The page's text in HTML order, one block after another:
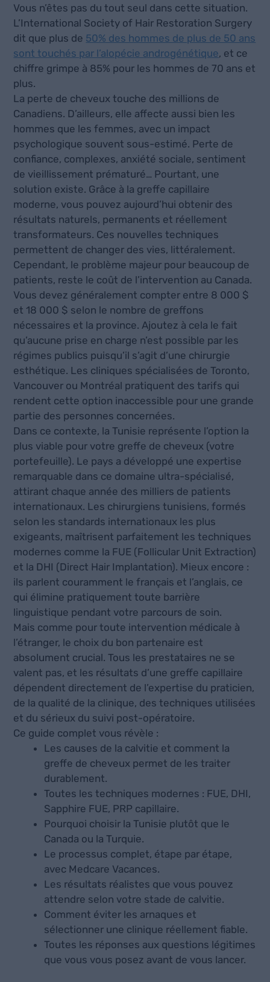
Vous n’êtes pas du tout seul dans cette situation.
L’International Society of Hair Restoration Surgery
dit que plus de 50% des hommes de plus de 50 ans
sont touchés par l’alopécie androgénétique, et ce
chiffre grimpe à 85% pour les hommes de 70 ans et
plus.
La perte de cheveux touche des millions de
Canadiens. D’ailleurs, elle affecte aussi bien les
hommes que les femmes, avec un impact
psychologique souvent sous-estimé. Perte de
confiance, complexes, anxiété sociale, sentiment
de vieillissement prématuré… Pourtant, une
solution existe. Grâce à la greffe capillaire
moderne, vous pouvez aujourd’hui obtenir des
résultats naturels, permanents et réellement
transformateurs. Ces nouvelles techniques
permettent de changer des vies, littéralement.
Cependant, le problème majeur pour beaucoup de
patients, reste le coût de l’intervention au Canada.
Vous devez généralement compter entre 8 000 $
et 18 000 $ selon le nombre de greffons
nécessaires et la province. Ajoutez à cela le fait
qu’aucune prise en charge n’est possible par les
régimes publics puisqu’il s’agit d’une chirurgie
esthétique. Les cliniques spécialisées de Toronto,
Vancouver ou Montréal pratiquent des tarifs qui
rendent cette option inaccessible pour une grande
partie des personnes concernées.
Dans ce contexte, la Tunisie représente l’option la
plus viable pour votre greffe de cheveux (votre
portefeuille). Le pays a développé une expertise
remarquable dans ce domaine ultra-spécialisé,
attirant chaque année des milliers de patients
internationaux. Les chirurgiens tunisiens, formés
selon les standards internationaux les plus
exigeants, maîtrisent parfaitement les techniques
modernes comme la FUE (Follicular Unit Extraction)
et la DHI (Direct Hair Implantation). Mieux encore :
ils parlent couramment le français et l’anglais, ce
qui élimine pratiquement toute barrière
linguistique pendant votre parcours de soin.
Mais comme pour toute intervention médicale à
l’étranger, le choix du bon partenaire est
absolument crucial. Tous les prestataires ne se
valent pas, et les résultats d’une greffe capillaire
dépendent directement de l’expertise du praticien,
de la qualité de la clinique, des techniques utilisées
et du sérieux du suivi post-opératoire.
Ce guide complet vous révèle :
Les causes de la calvitie et comment la
greffe de cheveux permet de les traiter
durablement.
Toutes les techniques modernes : FUE, DHI,
Sapphire FUE, PRP capillaire.
Pourquoi choisir la Tunisie plutôt que le
Canada ou la Turquie.
Le processus complet, étape par étape,
avec Medcare Vacances.
Les résultats réalistes que vous pouvez
attendre selon votre stade de calvitie.
Comment éviter les arnaques et
sélectionner une clinique réellement fiable.
Toutes les réponses aux questions légitimes
que vous vous posez avant de vous lancer.